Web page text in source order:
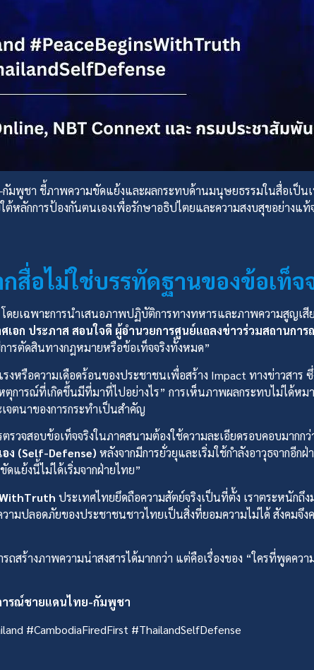
มพูชา ชี้ภาพความขัดแย้งและผลกระทบด้านมนุษยธรรมในสื่อเป็น
ลักการป้องกันตนเองเพื่อรักษาอธิปไตยและความสงบสุขอย่างแท้
สื่อไม่ใช่บรรทัดฐานของข้อเท็จ
ยเฉพาะการนำเสนอภาพปฏิบัติการทางทหารและภาพความสูญเสี
เอก ประภาส สอนใจดี ผู้อำนวยการศูนย์แถลงข่าวร่วมสถานกา
ารตัดสินทางกฎหมายหรือข้อเท็จจริงทั้งหมด”
หรือความเดือดร้อนของประชาชนเพื่อสร้าง Impact ทางข่าวสาร
การณ์ที่เกิดขึ้นมีที่มาที่ไปอย่างไร” การเห็นภาพผลกระทบไม่ได้หม
ตนาของการกระทำเป็นสำคัญ
รวจสอบข้อเท็จจริงในภาคสนามต้องใช้ความละเอียดรอบคอบมากกว่
ง (Self-Defense) หลังจากมีการยั่วยุและเริ่มใช้กำลังอาวุธจากอีก
แย้งนี้ไม่ได้เริ่มจากฝ่ายไทย”
ประเทศไทยยึดถือความสัตย์จริงเป็นที่ตั้ง เราตระหนักถึ
ปลอดภัยของประชาชนชาวไทยเป็นสิ่งที่ยอมความไม่ได้ สังคมจึง
สร้างภาพความน่าสงสารได้มากกว่า แต่คือเรื่องของ “ใครที่พูดควา
ารณ์ชายแดนไทย-กัมพูชา
#CambodiaFiredFirst #ThailandSelfDefense